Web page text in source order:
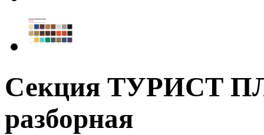
Секция ТУРИСТ
разборная